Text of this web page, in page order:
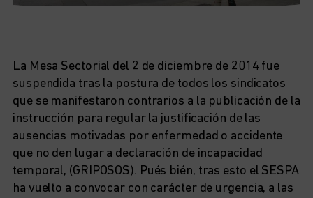
La Mesa Sectorial del 2 de diciembre de 2014 fue
suspendida tras la postura de todos los sindicatos
que se manifestaron contrarios a la publicación de la
instrucción para regular la justificación de las
ausencias motivadas por enfermedad o accidente
que no den lugar a declaración de incapacidad
temporal, (GRIPOSOS). Pués bién, tras esto el SESPA
ha vuelto a convocar con carácter de urgencia, a las